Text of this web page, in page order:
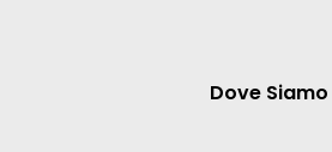
Dove Siamo